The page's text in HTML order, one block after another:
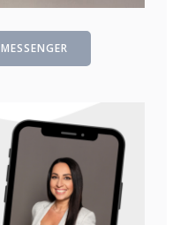
MESSENGER